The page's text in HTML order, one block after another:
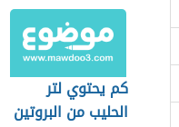
كم يحتوي لتر
الحليب من البروتين